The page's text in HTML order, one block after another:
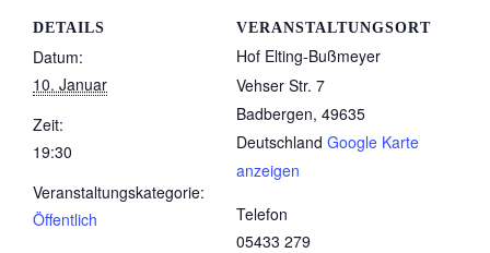
DETAILS
Datum:
10. Januar
Zeit:
19:30
Veranstaltungskategorie:
Öffentlich
VERANSTALTUNGSORT
Hof Elting-Bußmeyer
Vehser Str. 7
Badbergen, 49635
Deutschland Google Karte
anzeigen
Telefon
05433 279